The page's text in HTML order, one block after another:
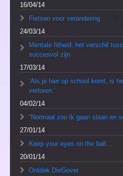
16/04/14
Fietsen voor verandering
24/03/14
Mentale fitheid: het verschil
succesvol zijn
17/03/14
‘Als je hier op school komt, is
verloren.’
04/02/14
“Normaal zou ik gaan slaan en
27/01/14
Keep your eyes on the ball…
20/01/14
Ontdek DisGover